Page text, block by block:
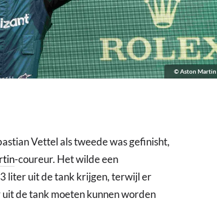
© Aston Martin
Vettel als tweede was gefinisht,
-coureur. Het wilde een
liter uit de tank krijgen, terwijl er
de tank moeten kunnen worden